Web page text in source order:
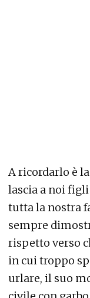
A ricordarlo è
lascia a noi figli
tutta la nostra
sempre
rispetto verso
in cui troppo
urlare, il suo